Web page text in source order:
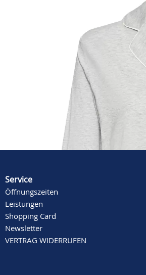
Beschreibung
Mehr Informationen
Service
Öffnungszeiten
Leistungen
Shopping Card
Newsletter
VERTRAG WIDERRUFEN